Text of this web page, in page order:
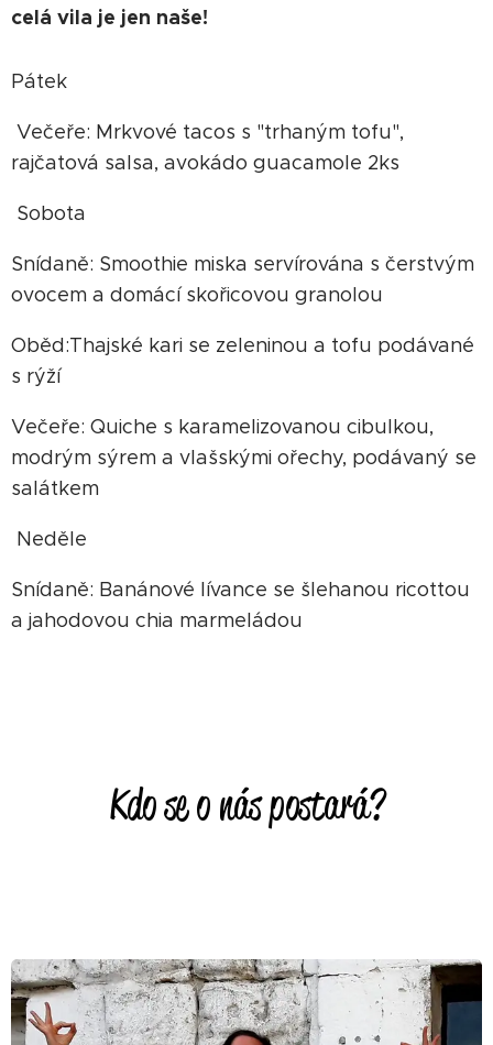
celá vila je jen naše!
Pátek
Večeře: Mrkvové tacos s "trhaným tofu",
rajčatová salsa, avokádo guacamole 2ks
Sobota
Snídaně: Smoothie miska servírována s čerstvým
ovocem a domácí skořicovou granolou
Oběd:Thajské kari se zeleninou a tofu podávané
s rýží
Večeře: Quiche s karamelizovanou cibulkou,
modrým sýrem a vlašskými ořechy, podávaný se
salátkem
Neděle
Snídaně: Banánové lívance se šlehanou ricottou
a jahodovou chia marmeládou
Kdo se o nás postará?